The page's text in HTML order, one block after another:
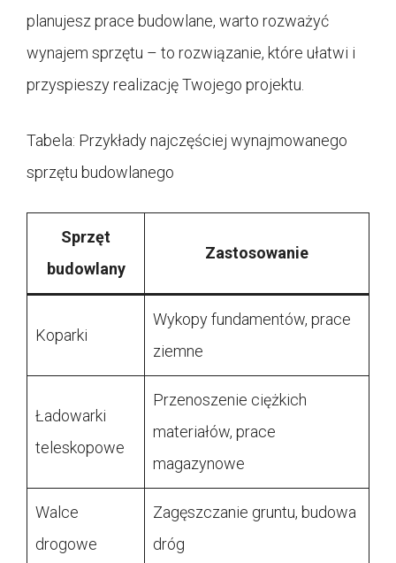
planujesz prace budowlane, warto rozważyć
wynajem sprzętu – to rozwiązanie, które ułatwi i
przyspieszy realizację Twojego projektu.
Tabela: Przykłady najczęściej wynajmowanego
sprzętu budowlanego
Sprzęt
budowlany
Zastosowanie
Koparki
Wykopy fundamentów, prace
ziemne
Ładowarki
teleskopowe
Przenoszenie ciężkich
materiałów, prace
magazynowe
Walce
drogowe
Zagęszczanie gruntu, budowa
dróg